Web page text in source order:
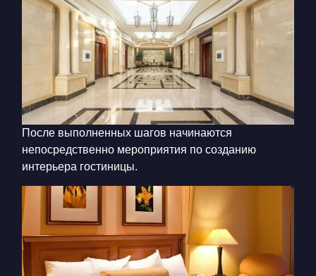
После выполненных шагов начинаются
непосредственно мероприятия по созданию
интерьера гостиницы.